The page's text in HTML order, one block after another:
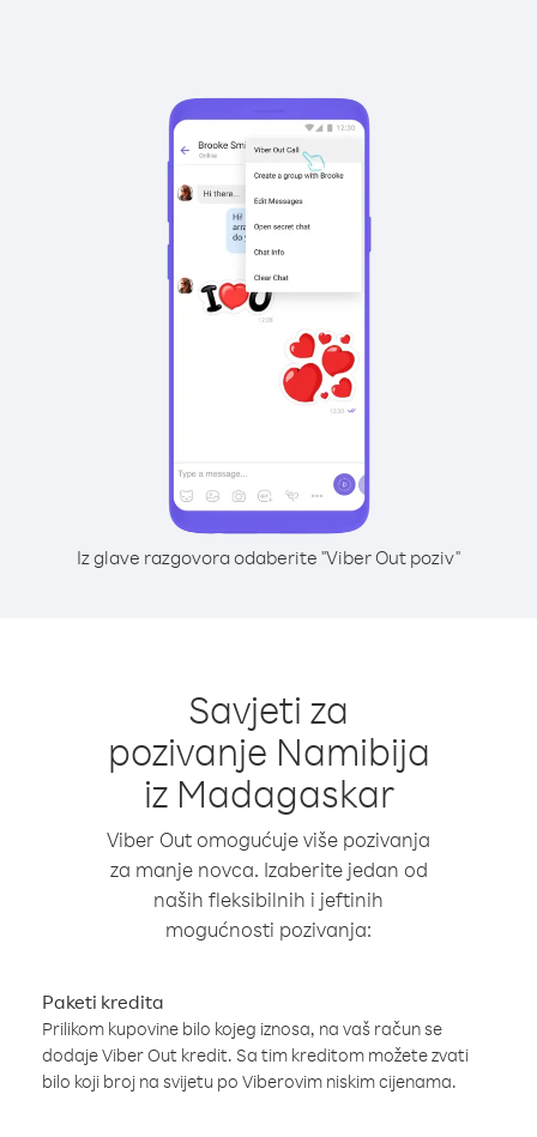
Iz glave razgovora odaberite "Viber Out poziv"
Savjeti za
pozivanje Namibija
iz Madagaskar
Viber Out omogućuje više pozivanja
za manje novca. Izaberite jedan od
naših fleksibilnih i jeftinih
mogućnosti pozivanja:
Paketi kredita
Prilikom kupovine bilo kojeg iznosa, na vaš račun se
dodaje Viber Out kredit. Sa tim kreditom možete zvati
bilo koji broj na svijetu po Viberovim niskim cijenama.